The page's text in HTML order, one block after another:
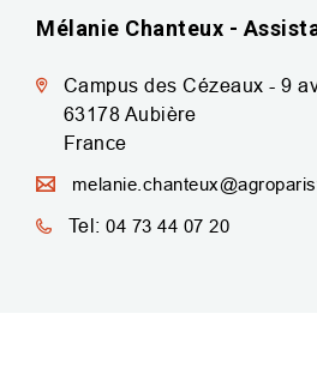
Mélanie Chanteux -
Campus des Cézeaux - 9
63178 Aubière
France
Tel: 04 73 44 07 20